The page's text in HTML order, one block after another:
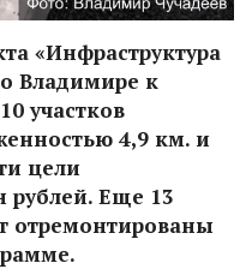
«Инфраструктура
Владимире к
участков
4,9 км. и
цели
рублей. Еще 13
отремонтированы